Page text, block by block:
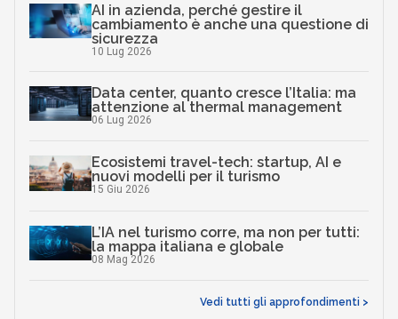
AI in azienda, perché gestire il
cambiamento è anche una questione di
sicurezza
10 Lug 2026
Data center, quanto cresce l’Italia: ma
attenzione al thermal management
06 Lug 2026
Ecosistemi travel-tech: startup, AI e
nuovi modelli per il turismo
15 Giu 2026
L’IA nel turismo corre, ma non per tutti:
la mappa italiana e globale
08 Mag 2026
Vedi tutti gli approfondimenti >